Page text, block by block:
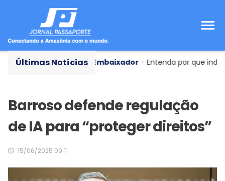
Últimas Notícias
Novo Embaixador- Entenda por que indicado
Barroso defende regulação
de IA para “proteger direitos”
15/06/2025 09:11